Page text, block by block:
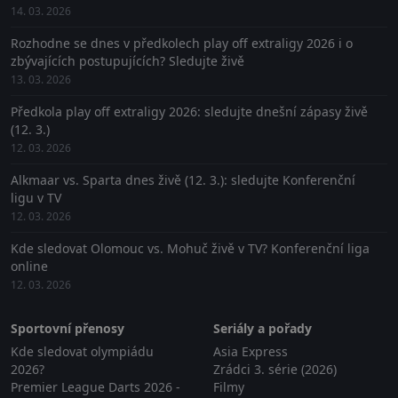
14. 03. 2026
Rozhodne se dnes v předkolech play off extraligy 2026 i o
zbývajících postupujících? Sledujte živě
13. 03. 2026
Předkola play off extraligy 2026: sledujte dnešní zápasy živě
(12. 3.)
12. 03. 2026
Alkmaar vs. Sparta dnes živě (12. 3.): sledujte Konferenční
ligu v TV
12. 03. 2026
Kde sledovat Olomouc vs. Mohuč živě v TV? Konferenční liga
online
12. 03. 2026
Sportovní přenosy
Kde sledovat olympiádu
2026?
Premier League Darts 2026 -
Seriály a pořady
Asia Express
Zrádci 3. série (2026)
Filmy